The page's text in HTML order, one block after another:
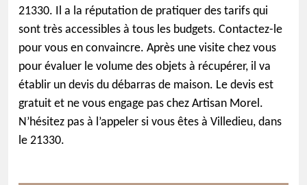
21330. Il a la réputation de pratiquer des tarifs qui
sont très accessibles à tous les budgets. Contactez-le
pour vous en convaincre. Après une visite chez vous
pour évaluer le volume des objets à récupérer, il va
établir un devis du débarras de maison. Le devis est
gratuit et ne vous engage pas chez Artisan Morel.
N’hésitez pas à l’appeler si vous êtes à Villedieu, dans
le 21330.